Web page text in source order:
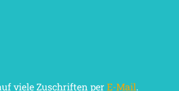
viele Zuschriften perE-Mail.